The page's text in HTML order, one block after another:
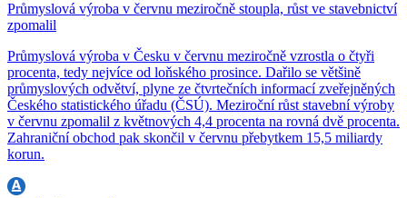
Průmyslová výroba v červnu meziročně stoupla, růst ve stavebnictví
zpomalil
Průmyslová výroba v Česku v červnu meziročně vzrostla o čtyři
procenta, tedy nejvíce od loňského prosince. Dařilo se většině
průmyslových odvětví, plyne ze čtvrtečních informací zveřejněných
Českého statistického úřadu (ČSÚ). Meziroční růst stavební výroby
v červnu zpomalil z květnových 4,4 procenta na rovná dvě procenta.
Zahraniční obchod pak skončil v červnu přebytkem 15,5 miliardy
korun.